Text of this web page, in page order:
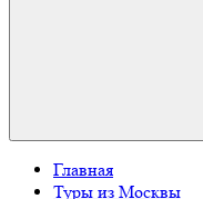
Главная
Туры из Москвы